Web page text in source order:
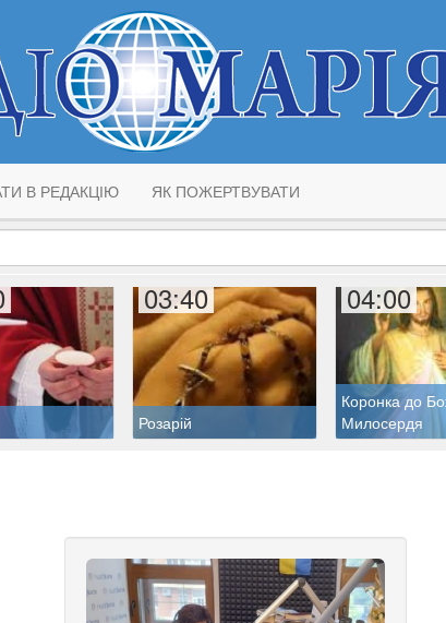
В РЕДАКЦІЮ ЯК ПОЖЕРТВУВАТИ
03:40
Розарій
04:00
Коронка до
Милосердя